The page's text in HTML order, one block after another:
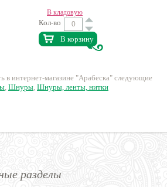
В кладовую
Кол-во
В корзину
в интернет-магазине "Арабеска" следующие
, Шнуры, Шнуры, ленты, нитки
разделы